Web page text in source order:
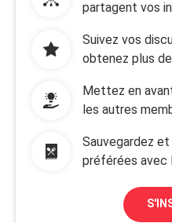
partagent vos
Suivez vos
obtenez plus
Mettez en
les autres
Sauvegardez
préférées avec